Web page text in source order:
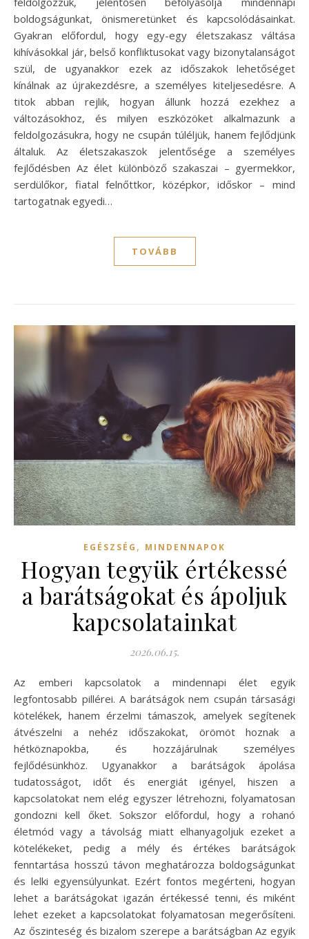
boldogságunkat, önismeretünket és kapcsolódásainkat.
Gyakran előfordul, hogy egy-egy életszakasz váltása
kihívásokkal jár, belső konfliktusokat vagy bizonytalanságot
szül, de ugyanakkor ezek az időszakok lehetőséget
kínálnak az újrakezdésre, a személyes kiteljesedésre. A
titok abban rejlik, hogyan állunk hozzá ezekhez a
változásokhoz, és milyen eszközöket alkalmazunk a
feldolgozásukra, hogy ne csupán túléljük, hanem fejlődjünk
általuk. Az életszakaszok jelentősége a személyes
fejlődésben Az élet különböző szakaszai – gyermekkor,
serdülőkor, fiatal felnőttkor, középkor, időskor – mind
tartogatnak egyedi…
TOVÁBB
EGÉSZSÉG , MINDENNAPOK
Hogyan tegyük értékessé
a barátságokat és ápoljuk
kapcsolatainkat
2026.06.15.
Az emberi kapcsolatok a mindennapi élet egyik
legfontosabb pillérei. A barátságok nem csupán társasági
kötelékek, hanem érzelmi támaszok, amelyek segítenek
átvészelni a nehéz időszakokat, örömöt hoznak a
hétköznapokba, és hozzájárulnak személyes
fejlődésünkhöz. Ugyanakkor a barátságok ápolása
tudatosságot, időt és energiát igényel, hiszen a
kapcsolatokat nem elég egyszer létrehozni, folyamatosan
gondozni kell őket. Sokszor előfordul, hogy a rohanó
életmód vagy a távolság miatt elhanyagoljuk ezeket a
kötelékeket, pedig a mély és értékes barátságok
fenntartása hosszú távon meghatározza boldogságunkat
és lelki egyensúlyunkat. Ezért fontos megérteni, hogyan
lehet a barátságokat igazán értékessé tenni, és miként
lehet ezeket a kapcsolatokat folyamatosan megerősíteni.
Az őszinteség és bizalom szerepe a barátságban Az egyik